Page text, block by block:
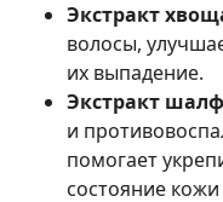
Экстракт
волосы,
их выпадение.
Экстракт
и
помогает
состояние